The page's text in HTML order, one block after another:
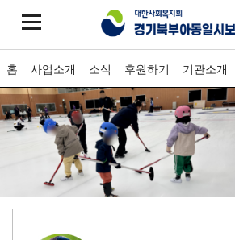
홈 사업소개 소식 후원하기 기관소개